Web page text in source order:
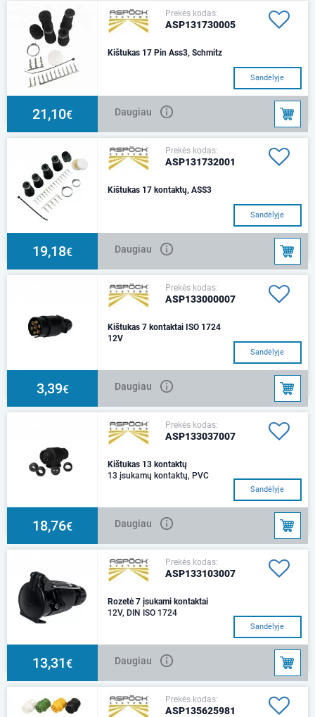
Prekės kodas:
ASP131730005
Kištukas 17 Pin Ass3, Schmitz
Sandėlyje
21,10€ Daugiau
Prekės kodas:
ASP131732001
Kištukas 17 kontaktų, ASS3
Sandėlyje
19,18€ Daugiau
Prekės kodas:
ASP133000007
Kištukas 7 kontaktai ISO 1724
12V
Sandėlyje
3,39€ Daugiau
Prekės kodas:
ASP133037007
Kištukas 13 kontaktų
13 įsukamų kontaktų, PVC
Sandėlyje
18,76€ Daugiau
Prekės kodas:
ASP133103007
Rozetė 7 įsukami kontaktai
12V, DIN ISO 1724
Sandėlyje
13,31€ Daugiau
Prekės kodas:
ASP135625981